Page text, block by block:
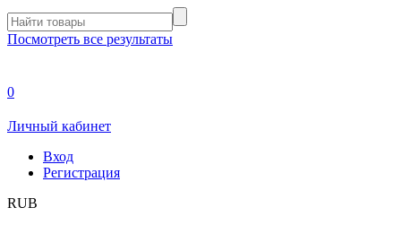
Посмотреть все результаты
0
Личный кабинет
Вход
Регистрация
RUB